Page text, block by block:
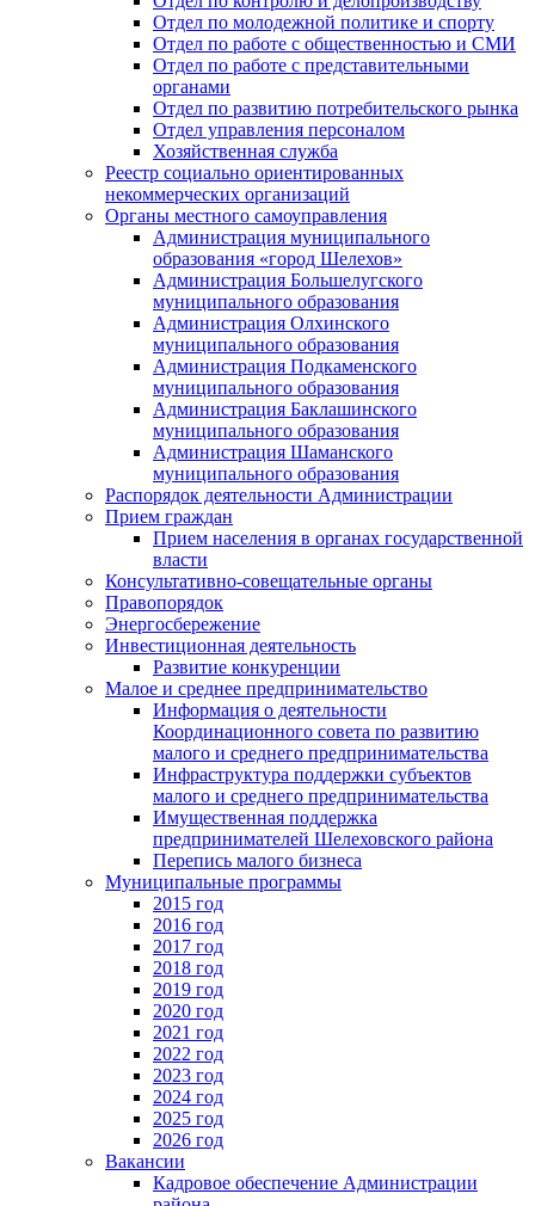
Отдел по молодежной политике и спорту
Отдел по работе с общественностью и СМИ
Отдел по работе с представительными
органами
Отдел по развитию потребительского рынка
Отдел управления персоналом
Хозяйственная служба
Реестр социально ориентированных
некоммерческих организаций
Органы местного самоуправления
Администрация муниципального
образования «город Шелехов»
Администрация Большелугского
муниципального образования
Администрация Олхинского
муниципального образования
Администрация Подкаменского
муниципального образования
Администрация Баклашинского
муниципального образования
Администрация Шаманского
муниципального образования
Распорядок деятельности Администрации
Прием граждан
Прием населения в органах государственной
власти
Консультативно-совещательные органы
Правопорядок
Энергосбережение
Инвестиционная деятельность
Развитие конкуренции
Малое и среднее предпринимательство
Информация о деятельности
Координационного совета по развитию
малого и среднего предпринимательства
Инфраструктура поддержки субъектов
малого и среднего предпринимательства
Имущественная поддержка
предпринимателей Шелеховского района
Перепись малого бизнеса
Муниципальные программы
2015 год
2016 год
2017 год
2018 год
2019 год
2020 год
2021 год
2022 год
2023 год
2024 год
2025 год
2026 год
Вакансии
Кадровое обеспечение Администрации